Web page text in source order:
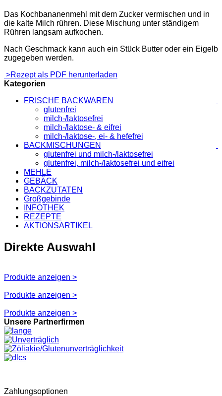
Das Kochbananenmehl mit dem Zucker vermischen und in
die kalte Milch rühren. Diese Mischung unter ständigem
Rühren langsam aufkochen.
Nach Geschmack kann auch ein Stück Butter oder ein Eigelb
zugegeben werden.
>Rezept als PDF herunterladen
Kategorien
FRISCHE BACKWAREN
glutenfrei
milch-/laktosefrei
milch-/laktose- & eifrei
milch-/laktose-, ei- & hefefrei
BACKMISCHUNGEN
glutenfrei und milch-/laktosefrei
glutenfrei, milch-/laktosefrei und eifrei
MEHLE
GEBÄCK
BACKZUTATEN
Großgebinde
INFOTHEK
REZEPTE
AKTIONSARTIKEL
Direkte Auswahl
Produkte anzeigen >
Produkte anzeigen >
Produkte anzeigen >
Unsere Partnerfirmen
Zahlungsoptionen